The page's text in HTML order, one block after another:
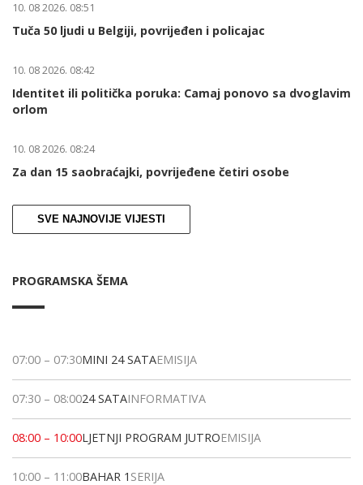
10. 08 2026. 08:51
Tuča 50 ljudi u Belgiji, povrijeđen i policajac
10. 08 2026. 08:42
Identitet ili politička poruka: Camaj ponovo sa dvoglavim
orlom
10. 08 2026. 08:24
Za dan 15 saobraćajki, povrijeđene četiri osobe
SVE NAJNOVIJE VIJESTI
PROGRAMSKA ŠEMA
07:00 – 07:30MINI 24 SATAEMISIJA
07:30 – 08:0024 SATAINFORMATIVA
08:00 – 10:00LJETNJI PROGRAM JUTROEMISIJA
10:00 – 11:00BAHAR 1 SERIJA